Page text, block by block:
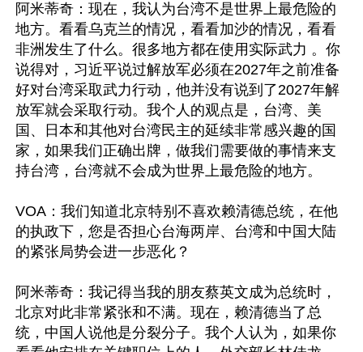
阿米蒂奇：现在，我认为台湾不是世界上最危险的
地方。看看乌克兰的情况，看看加沙的情况，看看
非洲发生了什么。很多地方都在使用实际武力 。你
说得对，习近平说过解放军必须在2027年之前准备
好对台湾采取武力行动，他并没有说到了2027年解
放军就会采取行动。我个人的观点是，台湾、美
国、日本和其他对台湾民主的延续非常感兴趣的国
家，如果我们正确出牌，做我们需要做的事情来支
持台湾，台湾就不会成为世界上最危险的地方。
VOA：我们知道北京特别不喜欢赖清德总统，在他
的执政下，您是否担心台海两岸、台湾和中国大陆
的紧张局势会进一步恶化？
阿米蒂奇：我记得当我的朋友蔡英文成为总统时，
北京对此非常紧张和不满。现在，赖清德当了总
统，中国人说他是分裂分子。我个人认为，如果你